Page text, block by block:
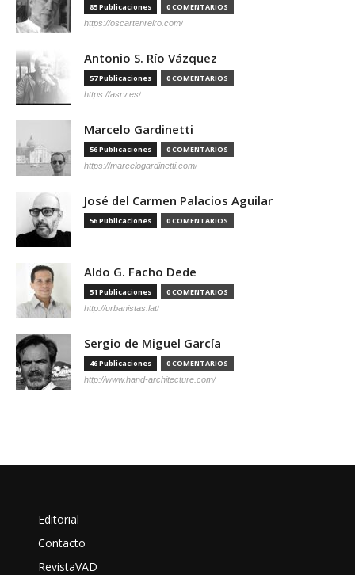
85 Publicaciones 0 COMENTARIOS
https://oscartenreiro.com/
Antonio S. Río Vázquez
57 Publicaciones 0 COMENTARIOS
https://asrv.es/
Marcelo Gardinetti
56 Publicaciones 0 COMENTARIOS
https://marcelogardinetti.com/
José del Carmen Palacios Aguilar
56 Publicaciones 0 COMENTARIOS
Aldo G. Facho Dede
51 Publicaciones 0 COMENTARIOS
http://urbanistas.lat/
Sergio de Miguel García
46 Publicaciones 0 COMENTARIOS
http://www.hand-architecture.com/
Editorial
Contacto
RevistaVAD